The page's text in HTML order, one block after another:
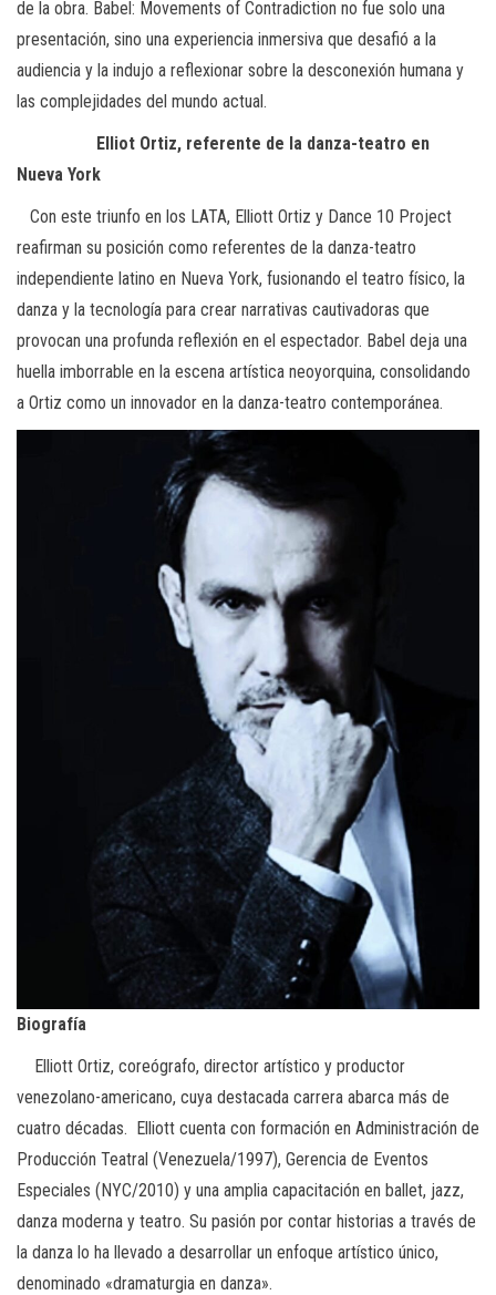
de la obra. Babel: Movements of Contradiction no fue solo una
presentación, sino una experiencia inmersiva que desafió a la
audiencia y la indujo a reflexionar sobre la desconexión humana y
las complejidades del mundo actual.
Elliot Ortiz, referente de la danza-teatro en
Nueva York
Con este triunfo en los LATA, Elliott Ortiz y Dance 10 Project
reafirman su posición como referentes de la danza-teatro
independiente latino en Nueva York, fusionando el teatro físico, la
danza y la tecnología para crear narrativas cautivadoras que
provocan una profunda reflexión en el espectador. Babel deja una
huella imborrable en la escena artística neoyorquina, consolidando
a Ortiz como un innovador en la danza-teatro contemporánea.
Biografía
Elliott Ortiz, coreógrafo, director artístico y productor
venezolano-americano, cuya destacada carrera abarca más de
cuatro décadas. Elliott cuenta con formación en Administración de
Producción Teatral (Venezuela/1997), Gerencia de Eventos
Especiales (NYC/2010) y una amplia capacitación en ballet, jazz,
danza moderna y teatro. Su pasión por contar historias a través de
la danza lo ha llevado a desarrollar un enfoque artístico único,
denominado «dramaturgia en danza».